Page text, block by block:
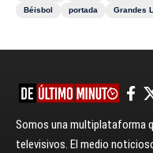
Béisbol
portada Grandes
Somos una multiplataforma
televisivos. El medio